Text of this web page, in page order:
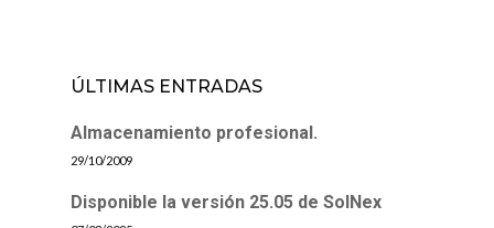
ÚLTIMAS ENTRADAS
Almacenamiento profesional.
29/10/2009
Disponible la versión 25.05 de SolNex